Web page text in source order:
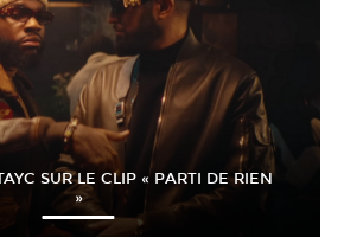
SUR LE CLIP « PARTI DE RIEN
»